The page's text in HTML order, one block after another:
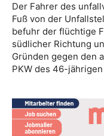
Der Fahrer des
Fuß von der
befuhr der flüchtige
südlicher Richtung
Gründen gegen den
PKW des 46-